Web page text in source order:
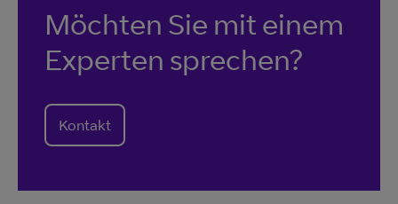
Möchten Sie mit einem
Experten sprechen?
Kontakt